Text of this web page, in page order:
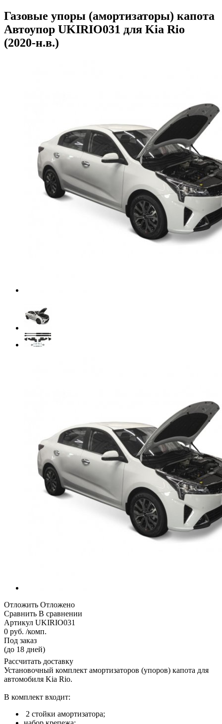
Газовые упоры (амортизаторы) капота
Автоупор UKIRIO031 для Kia Rio
(2020-н.в.)
Отложить Отложено
Сравнить В сравнении
Артикул UKIRIO031
0 руб. /комп.
Под заказ
(до 18 дней)
Рассчитать доставку
Установочный комплект амортизаторов (упоров) капота для
автомобиля Kia Rio.
В комплект входит:
2 стойки амортизатора;